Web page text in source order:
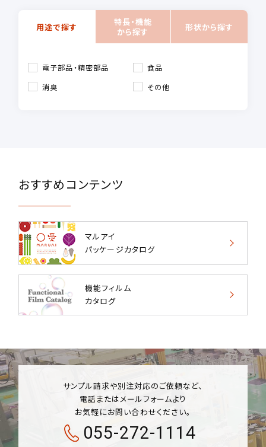
用途で探す
特長・機能
から探す
形状から探す
電子部品・精密部品
食品
消臭
その他
おすすめコンテンツ
マルアイ
パッケージカタログ
機能フィルム
カタログ
サンプル請求や別注対応のご依頼など、
電話またはメールフォームより
お気軽にお問い合わせください。
055-272-1114